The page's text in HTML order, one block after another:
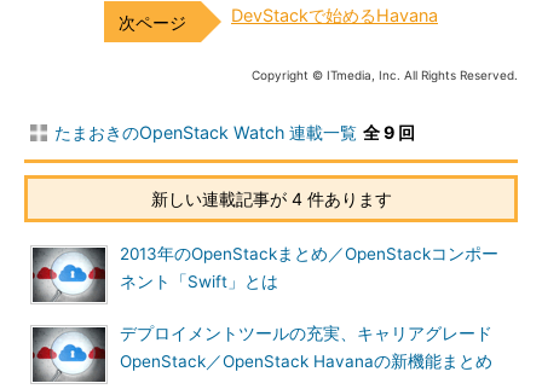
DevStackで始めるHavana
Copyright © ITmedia, Inc. All Rights Reserved.
たまおきのOpenStack Watch 連載一覧 全 9 回
新しい連載記事が 4 件あります
2013年のOpenStackまとめ／OpenStackコンポー
ネント「Swift」とは
デプロイメントツールの充実、キャリアグレード
OpenStack／OpenStack Havanaの新機能まとめ